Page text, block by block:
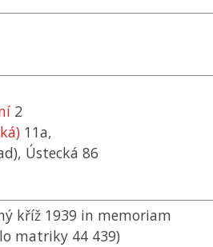
2
11a,
Ústecká 86
kříž 1939 in memoriam
matriky 44 439)